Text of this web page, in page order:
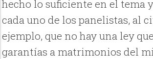
hecho lo suficiente en el tema
cada uno de los panelistas, al
ejemplo, que no hay una ley
garantías a matrimonios del